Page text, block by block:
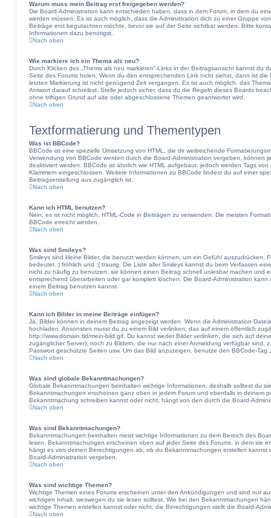
Warum muss mein Beitrag erst freigegeben werden?
Die Board-Administration kann entschieden haben, dass in dem Forum, in dem du
werden müssen. Es ist auch möglich, dass die Administration dich zu einer Gruppe
Beiträge erst begutachten möchte, bevor sie auf der Seite sichtbar werden. Bitte
Informationen dazu benötigst.
Nach oben
Wie markiere ich ein Thema als neu?
Durch Klicken des „Thema als neu markieren“-Links in der Beitragsansicht kannst du
Seite des Forums holen. Wenn du den entsprechenden Link nicht siehst, dann ist die
letzten Markierung ist nicht genügend Zeit vergangen. Es ist auch möglich, das
Antwort darauf schreibst. Stelle jedoch sicher, dass du die Regeln dieses Boards
ohne triftigen Grund auf alte oder abgeschlossene Themen geantwortet wird.
Nach oben
Textformatierung und Thementypen
Was ist BBCode?
BBCode ist eine spezielle Umsetzung von HTML, die dir weitreichende
Verwendung von BBCode werden durch die Board-Administration vergeben, können
deaktiviert werden. BBCode ist ähnlich wie HTML aufgebaut, jedoch werden Tags von
Klammern eingeschlossen. Weitere Informationen zu BBCode findest du auf einer
Beitragserstellung aus zugänglich ist.
Nach oben
Kann ich HTML benutzen?
Nein, es ist nicht möglich, HTML-Code in Beiträgen zu verwenden. Die meisten
BBCode erreicht werden.
Nach oben
Was sind Smileys?
Smileys sind kleine Bilder, die benutzt werden können, um ein Gefühl auszudrücken.
bedeutet :) fröhlich und :( traurig. Die Liste aller Smileys kannst du beim Verfassen
nicht zu häufig zu benutzen, sie können einen Beitrag schnell unlesbar machen und
entsprechend überarbeiten oder gar komplett löschen. Die Board-Administration
einem Beitrag benutzen kannst.
Nach oben
Kann ich Bilder in meine Beiträge einfügen?
Ja, Bilder können in deinem Beitrag angezeigt werden. Wenn die Administration
hochladen. Ansonsten musst du zu einem Bild verlinken, das auf einem öffentlich
http://www.domain.tld/mein-bild.gif. Du kannst weder Bilder verlinken, die sich auf
zugänglicher Server), noch zu Bildern, die nur nach einer Anmeldung verfügbar sind,
Passwort geschützte Seiten usw. Um das Bild anzuzeigen, benutze den BBCode-Tag
Nach oben
Was sind globale Bekanntmachungen?
Globale Bekanntmachungen beinhalten wichtige Informationen, deshalb solltest du
Bekanntmachungen erscheinen ganz oben in jedem Forum und ebenfalls in deinem
Bekanntmachung schreiben kannst oder nicht, hängt von den durch die Board-
Nach oben
Was sind Bekanntmachungen?
Bekanntmachungen beinhalten meist wichtige Informationen zu dem Bereich des
lesen. Bekanntmachungen erscheinen oben auf jeder Seite des Forums, in dem sie
hängt es von deinen Berechtigungen ab, ob du Bekanntmachungen erstellen kannst
Board-Administration vergeben.
Nach oben
Was sind wichtige Themen?
Wichtige Themen eines Forums erscheinen unter den Ankündigungen und sind nur
wichtigen Inhalt, weswegen du sie lesen solltest. Wie bei den Bekanntmachungen
wichtige Themen erstellen kannst oder nicht; die Berechtigungen stellt die Board-
Nach oben